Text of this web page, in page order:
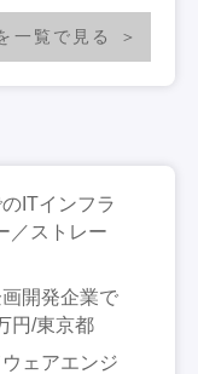
一覧で見る
ITインフラ
／ストレー
開発企業で
円/東京都
ェアエンジ